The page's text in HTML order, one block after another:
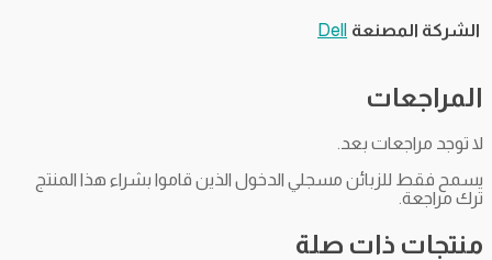
الشركة المصنعة Dell
المراجعات
لا توجد مراجعات بعد.
يسمح فقط للزبائن مسجلي الدخول الذين قاموا بشراء هذا المنتج
ترك مراجعة.
منتجات ذات صلة